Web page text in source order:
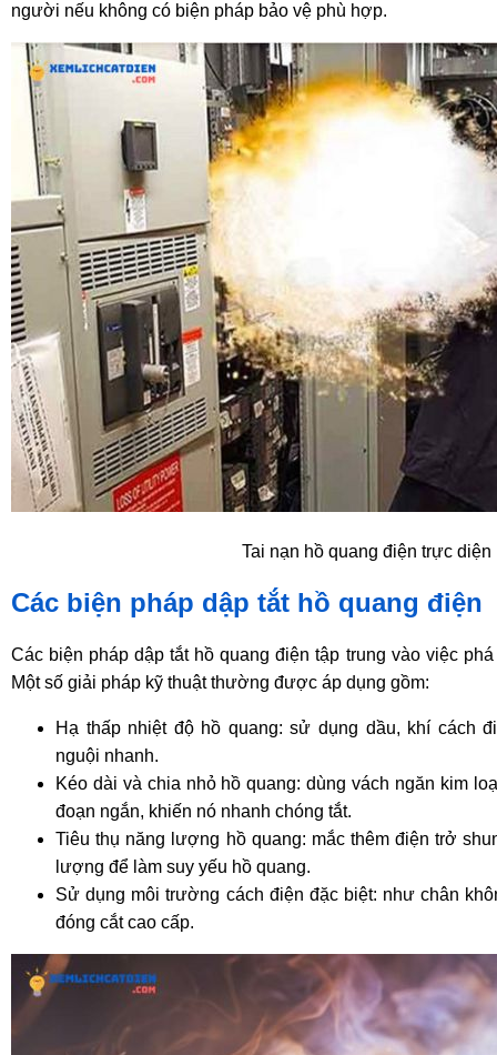
người nếu không có biện pháp bảo vệ phù hợp.
Tai nạn hồ quang điện trực diện
Các biện pháp dập tắt hồ quang điện
Các biện pháp dập tắt hồ quang điện tập trung vào việc
Một số giải pháp kỹ thuật thường được áp dụng gồm:
Hạ thấp nhiệt độ hồ quang: sử dụng dầu, khí cách
nguội nhanh.
Kéo dài và chia nhỏ hồ quang: dùng vách ngăn kim
đoạn ngắn, khiến nó nhanh chóng tắt.
Tiêu thụ năng lượng hồ quang: mắc thêm điện trở
lượng để làm suy yếu hồ quang.
Sử dụng môi trường cách điện đặc biệt: như chân
đóng cắt cao cấp.